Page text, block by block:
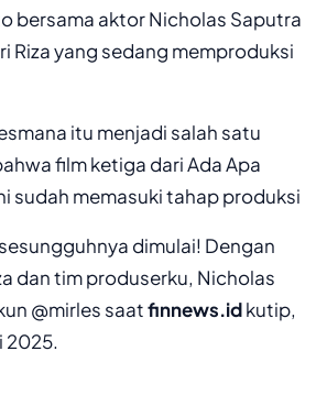
bersama aktor Nicholas Saputra
Riza yang sedang memproduksi
itu menjadi salah satu
film ketiga dari Ada Apa
sudah memasuki tahap produksi
dimulai! Dengan
dan tim produserku, Nicholas
@mirles saatfinnews.idkutip,
2025.